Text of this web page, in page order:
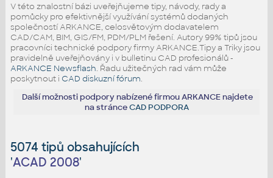
V této znalostní bázi uveřejňujeme tipy, návody, rady a
pomůcky pro efektivnější využívání systémů dodaných
společností ARKANCE, celosvětovým dodavatelem
CAD/CAM, BIM, GIS/FM, PDM/PLM řešení. Autory 99% tipů jsou
pracovníci technické podpory firmy ARKANCE.Tipy a Triky jsou
pravidelně uveřejňovány i v bulletinu CAD profesionálů -
ARKANCE Newsflash. Řadu užitečných rad vám může
poskytnout i CAD diskuzní fórum.
Další možnosti podpory nabízené firmou ARKANCE najdete
na stránceCAD PODPORA
5074 tipů obsahujících
'ACAD 2008'